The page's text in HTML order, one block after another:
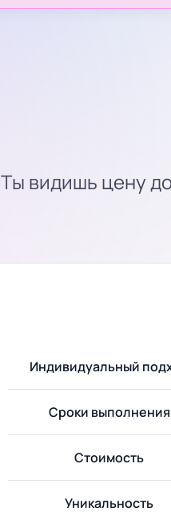
Ты видишь цену
Индивидуальный
Сроки выполнения
Стоимость
Уникальность